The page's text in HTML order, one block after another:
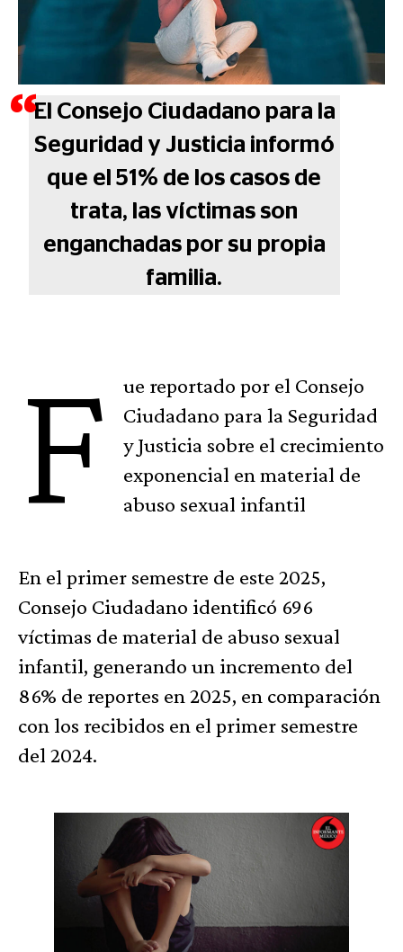
El Consejo Ciudadano para la
Seguridad y Justicia informó
que el 51% de los casos de
trata, las víctimas son
enganchadas por su propia
familia.
F
ue reportado por el Consejo
Ciudadano para la Seguridad
y Justicia sobre el crecimiento
exponencial en material de
abuso sexual infantil
En el primer semestre de este 2025,
Consejo Ciudadano identificó 696
víctimas de material de abuso sexual
infantil, generando un incremento del
86% de reportes en 2025, en comparación
con los recibidos en el primer semestre
del 2024.